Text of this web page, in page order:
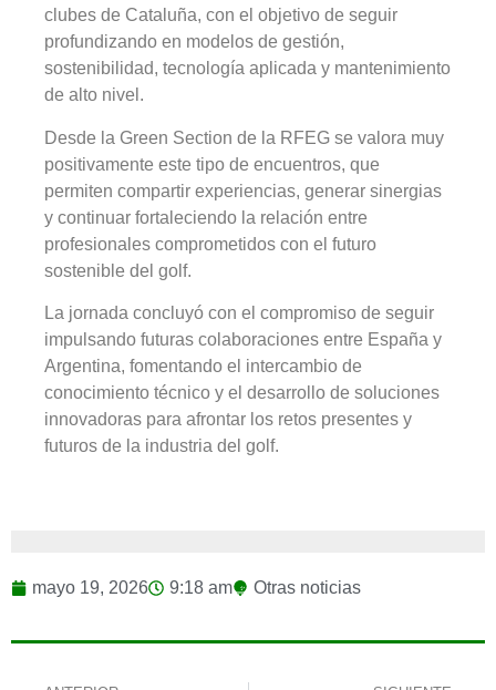
clubes de Cataluña, con el objetivo de seguir
profundizando en modelos de gestión,
sostenibilidad, tecnología aplicada y mantenimiento
de alto nivel.
Desde la Green Section de la RFEG se valora muy
positivamente este tipo de encuentros, que
permiten compartir experiencias, generar sinergias
y continuar fortaleciendo la relación entre
profesionales comprometidos con el futuro
sostenible del golf.
La jornada concluyó con el compromiso de seguir
impulsando futuras colaboraciones entre España y
Argentina, fomentando el intercambio de
conocimiento técnico y el desarrollo de soluciones
innovadoras para afrontar los retos presentes y
futuros de la industria del golf.
mayo 19, 2026 9:18 am Otras noticias